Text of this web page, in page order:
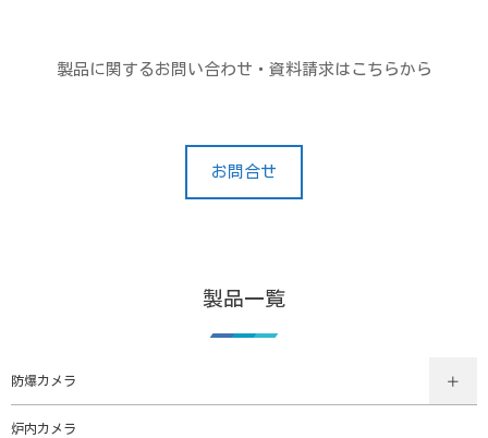
製品に関するお問い合わせ・資料請求はこちらから
お問合せ
製品一覧
防爆カメラ
炉内カメラ